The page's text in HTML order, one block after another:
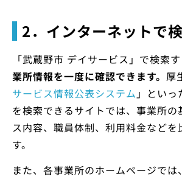
2．インターネットで
「武蔵野市 デイサービス」で検索す
業所情報を一度に確認できます。 厚
サービス情報公表システム 」とい
を検索できるサイトでは、事業所の
ス内容、職員体制、利用料金などを
す。
また、各事業所のホームページでは